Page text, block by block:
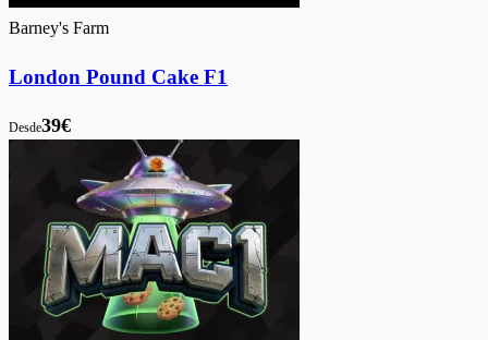
Barney's Farm
London Pound Cake F1
Desde39€